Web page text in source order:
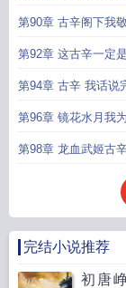
第90章 古辛阁下我
第92章 这古辛一定
第94章 古辛 我话说
对
第96章 镜花水月我
多
第98章 龙血武姬古
完结小说推荐
初唐